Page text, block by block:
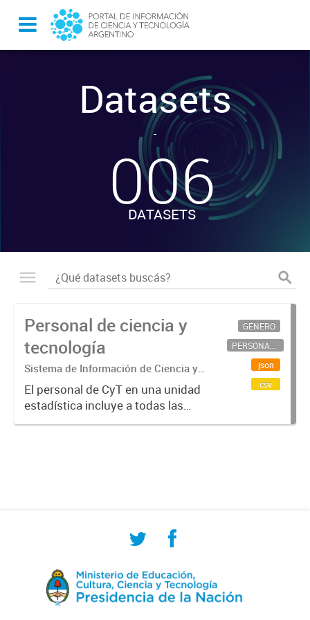
Datasets
-
006
DATASETS
Personal de ciencia y
tecnología
Sistema de Información de Ciencia y
Tecnología Argentino (SICYTAR)
El personal de CyT en una unidad
estadística incluye a todas las
personas involucradas
GÉNERO
PERSONAL CIENTÍFICO-TECNOLÓGICO
json
csv